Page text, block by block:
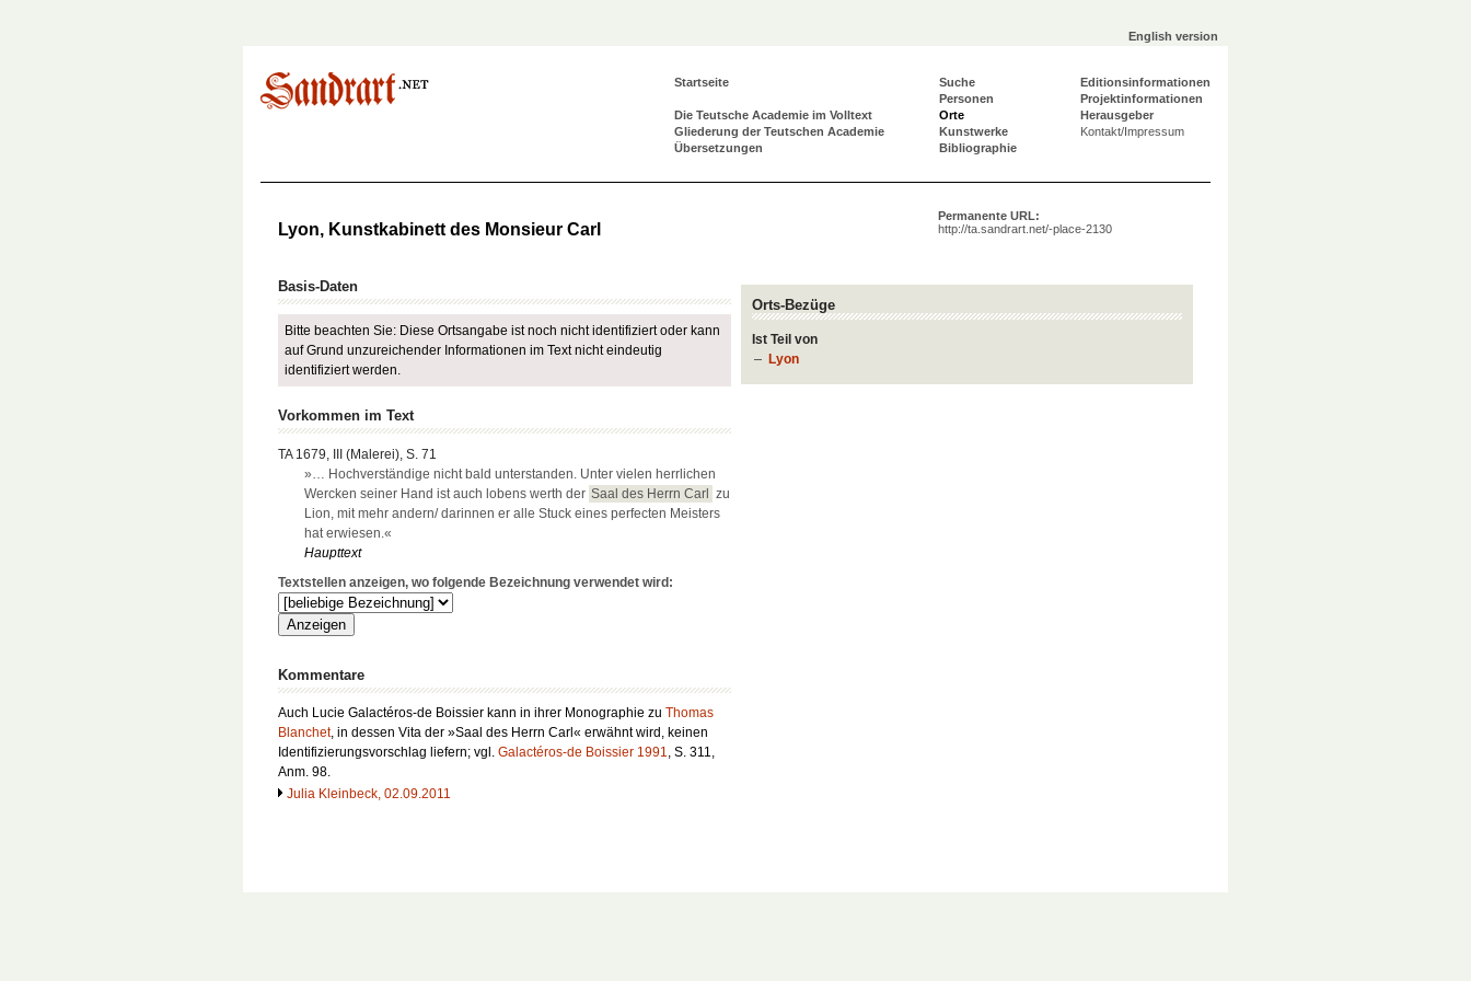
English version
Startseite
Die Teutsche Academie im Volltext
Gliederung der Teutschen Academie
Übersetzungen
Suche
Personen
Orte
Kunstwerke
Bibliographie
Editionsinformationen
Projektinformationen
Herausgeber
Kontakt/Impressum
Permanente URL:
http://ta.sandrart.net/-place-2130
Lyon, Kunstkabinett des Monsieur Carl
Orts-Bezüge
Ist Teil von
Lyon
Basis-Daten
Bitte beachten Sie: Diese Ortsangabe ist noch nicht identifiziert oder kann
auf Grund unzureichender Informationen im Text nicht eindeutig
identifiziert werden.
Vorkommen im Text
TA 1679, III (Malerei), S. 71
»… Hochverständige nicht bald unterstanden. Unter vielen herrlichen
Wercken seiner Hand ist auch lobens werth der Saal des Herrn Carl
zu
Lion, mit mehr andern/ darinnen er alle Stuck eines perfecten Meisters
hat erwiesen.«
Haupttext
Textstellen anzeigen, wo folgende Bezeichnung verwendet wird:
Kommentare
Auch Lucie Galactéros-de Boissier kann in ihrer Monographie zu Thomas
Blanchet, in dessen Vita der »Saal des Herrn Carl« erwähnt wird, keinen
Identifizierungsvorschlag liefern; vgl. Galactéros-de Boissier 1991, S. 311,
Anm. 98.
Julia Kleinbeck, 02.09.2011